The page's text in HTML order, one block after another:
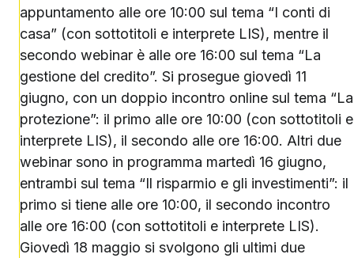
appuntamento alle ore 10:00 sul tema “I conti di
casa” (con sottotitoli e interprete LIS), mentre il
secondo webinar è alle ore 16:00 sul tema “La
gestione del credito”. Si prosegue giovedì 11
giugno, con un doppio incontro online sul tema “La
protezione”: il primo alle ore 10:00 (con sottotitoli e
interprete LIS), il secondo alle ore 16:00. Altri due
webinar sono in programma martedì 16 giugno,
entrambi sul tema “Il risparmio e gli investimenti”: il
primo si tiene alle ore 10:00, il secondo incontro
alle ore 16:00 (con sottotitoli e interprete LIS).
Giovedì 18 maggio si svolgono gli ultimi due